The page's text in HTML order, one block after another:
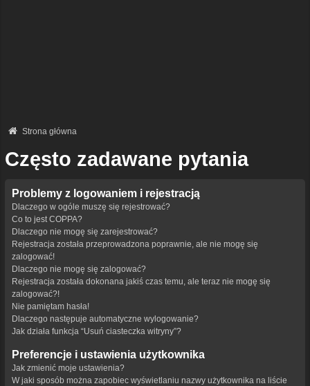
Strona główna
Często zadawane pytania
Problemy z logowaniem i rejestracją
Dlaczego w ogóle muszę się rejestrować?
Co to jest COPPA?
Dlaczego nie mogę się zarejestrować?
Rejestracja została przeprowadzona poprawnie, ale nie mogę się
zalogować!
Dlaczego nie mogę się zalogować?
Rejestracja została dokonana jakiś czas temu, ale teraz nie mogę się
zalogować?!
Nie pamiętam hasła!
Dlaczego następuje automatyczne wylogowanie?
Jak działa funkcja “Usuń ciasteczka witryny”?
Preferencje i ustawienia użytkownika
Jak zmienić moje ustawienia?
W jaki sposób można zapobiec wyświetlaniu nazwy użytkownika na liście